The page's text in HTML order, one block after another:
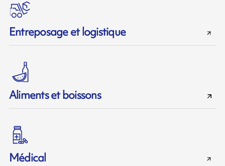
Entreposage et logistique
Aliments et boissons
Médical